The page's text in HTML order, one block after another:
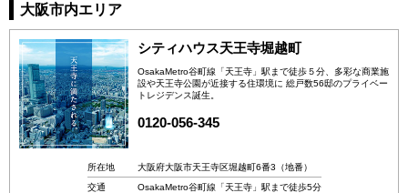
大阪市内エリア
シティハウス天王寺堀越町
OsakaMetro谷町線「天王寺」駅まで徒歩５分、多彩な商業施
設や天王寺公園が近接する住環境に 総戸数56邸のプライベー
トレジデンス誕生。
0120-056-345
所在地
大阪府大阪市天王寺区堀越町6番3（地番）
交通
OsakaMetro谷町線「天王寺」駅まで徒歩5分